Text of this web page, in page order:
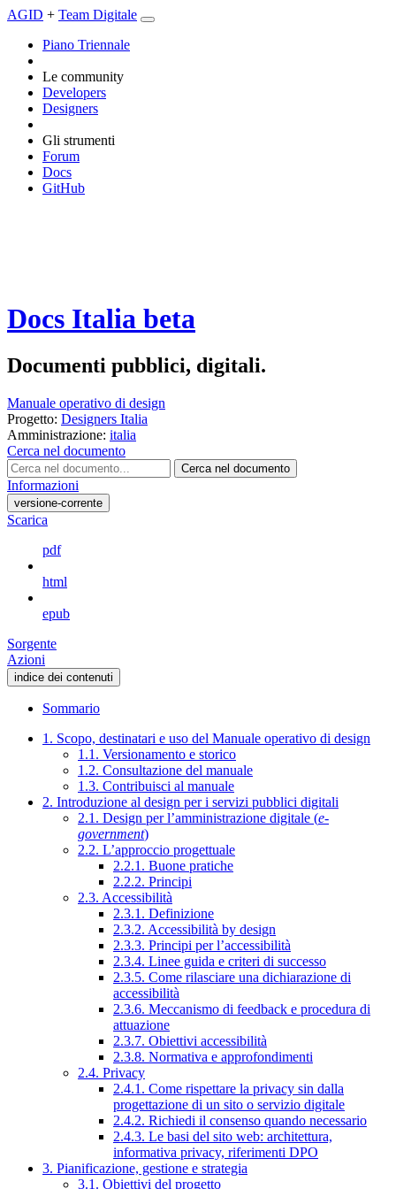
AGID + Team Digitale
Piano Triennale
Le community
Developers
Designers
Gli strumenti
Forum
Docs
GitHub
Docs Italia beta
Documenti pubblici, digitali.
Manuale operativo di design
Progetto: Designers Italia
Amministrazione: italia
Cerca nel documento
Cerca nel documento
Informazioni
versione-corrente
Scarica
pdf
html
epub
Sorgente
Azioni
indice dei contenuti
Sommario
1. Scopo, destinatari e uso del Manuale operativo di design
1.1. Versionamento e storico
1.2. Consultazione del manuale
1.3. Contribuisci al manuale
2. Introduzione al design per i servizi pubblici digitali
2.1. Design per l’amministrazione digitale (e-
government)
2.2. L’approccio progettuale
2.2.1. Buone pratiche
2.2.2. Principi
2.3. Accessibilità
2.3.1. Definizione
2.3.2. Accessibilità by design
2.3.3. Principi per l’accessibilità
2.3.4. Linee guida e criteri di successo
2.3.5. Come rilasciare una dichiarazione di
accessibilità
2.3.6. Meccanismo di feedback e procedura di
attuazione
2.3.7. Obiettivi accessibilità
2.3.8. Normativa e approfondimenti
2.4. Privacy
2.4.1. Come rispettare la privacy sin dalla
progettazione di un sito o servizio digitale
2.4.2. Richiedi il consenso quando necessario
2.4.3. Le basi del sito web: architettura,
informativa privacy, riferimenti DPO
3. Pianificazione, gestione e strategia
3.1. Obiettivi del progetto